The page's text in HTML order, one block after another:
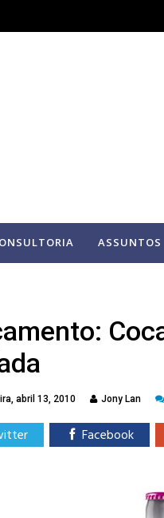
ASSUNTOS
abril 13, 2010 Jony Lan
Facebook